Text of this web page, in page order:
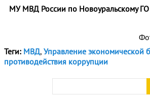
МУ МВД России по Новоуральскому
Теги: МВД, Управление экономической
противодействия коррупции